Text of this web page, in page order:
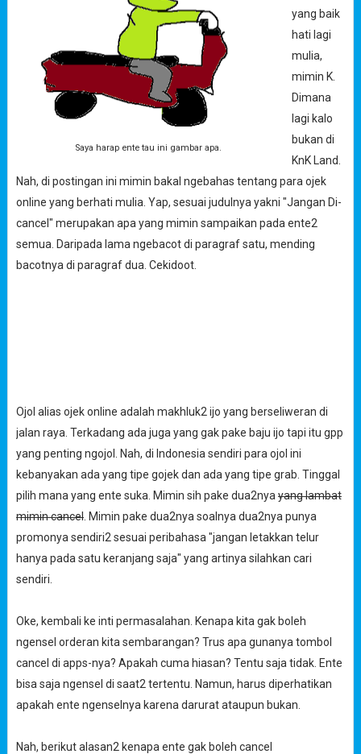
Saya harap ente tau ini gambar apa.
yang baik
hati lagi
mulia,
mimin K.
Dimana
lagi kalo
bukan di
KnK Land.
Nah, di postingan ini mimin bakal ngebahas tentang para ojek
online yang berhati mulia. Yap, sesuai judulnya yakni "Jangan Di-
cancel" merupakan apa yang mimin sampaikan pada ente2
semua. Daripada lama ngebacot di paragraf satu, mending
bacotnya di paragraf dua. Cekidoot.
Ojol alias ojek online adalah makhluk2 ijo yang berseliweran di
jalan raya. Terkadang ada juga yang gak pake baju ijo tapi itu gpp
yang penting ngojol. Nah, di Indonesia sendiri para ojol ini
kebanyakan ada yang tipe gojek dan ada yang tipe grab. Tinggal
pilih mana yang ente suka. Mimin sih pake dua2nya yang lambat
mimin cancel. Mimin pake dua2nya soalnya dua2nya punya
promonya sendiri2 sesuai peribahasa "jangan letakkan telur
hanya pada satu keranjang saja" yang artinya silahkan cari
sendiri.
Oke, kembali ke inti permasalahan. Kenapa kita gak boleh
ngensel orderan kita sembarangan? Trus apa gunanya tombol
cancel di apps-nya? Apakah cuma hiasan? Tentu saja tidak. Ente
bisa saja ngensel di saat2 tertentu. Namun, harus diperhatikan
apakah ente ngenselnya karena darurat ataupun bukan.
Nah, berikut alasan2 kenapa ente gak boleh cancel